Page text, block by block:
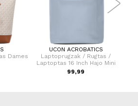
Dames
UCON ACROBATICS
Laptoprugzak / Rugtas /
Laptoptas 16 Inch Hajo Mini
99,99